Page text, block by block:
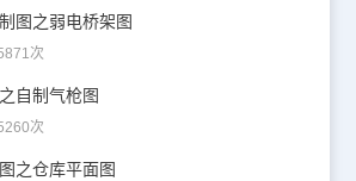
图之弱电桥架图
次
自制气枪图
次
之仓库平面图